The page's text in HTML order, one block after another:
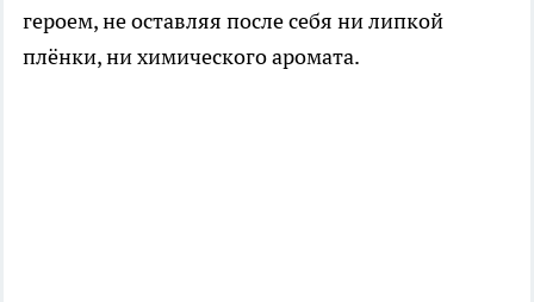
героем, не оставляя после себя ни липкой
плёнки, ни химического аромата.